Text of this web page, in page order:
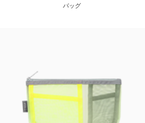
バッグ